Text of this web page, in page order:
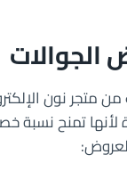
الجوالات
متجر نون
تمنح نسبة